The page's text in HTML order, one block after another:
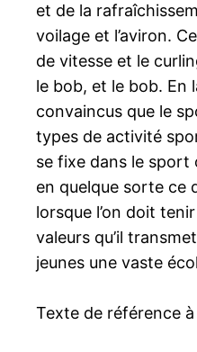
et de la
voilage et l’aviron.
de vitesse et le
le bob, et le bob. En
convaincus que le
types de activité
se fixe dans le sport
en quelque sorte ce
lorsque l’on doit
valeurs qu’il
jeunes une vaste
Texte de référence